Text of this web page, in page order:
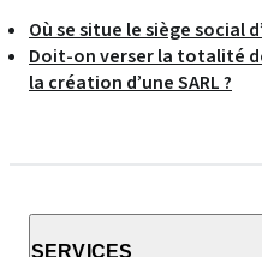
Où se situe le siège social
Doit-on verser la totalité
la création d’une SARL ?
SERVICES